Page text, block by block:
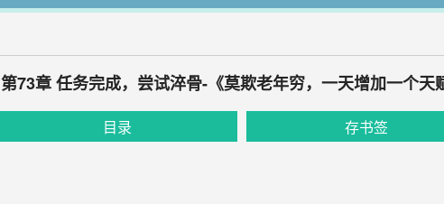
第73章 任务完成，尝试淬骨-《莫欺老年穷，一天增加一个天
目录 存书签